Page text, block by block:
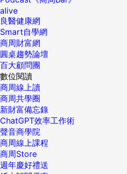
alive
良醫健康網
Smart自學網
商周財富網
圓桌趨勢論壇
百大顧問團
數位閱讀
商周線上讀
商周共學圈
新財富備忘錄
ChatGPT效率工作術
聲音商學院
商周線上課程
商周Store
週年慶好禮送